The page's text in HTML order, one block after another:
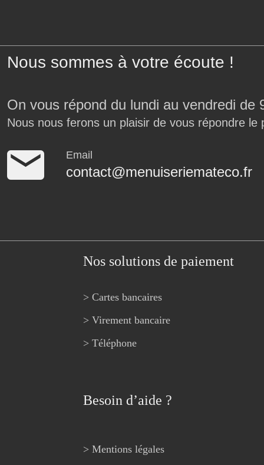
Nous sommes à votre écoute !
On vous répond du lundi au vendredi
Nous nous ferons un plaisir de vous répondre le
Email
contact@menuiseriemateco.fr
Nos solutions de paiement
> Cartes bancaires
> Virement bancaire
> Téléphone
Besoin d’aide ?
> Mentions légales